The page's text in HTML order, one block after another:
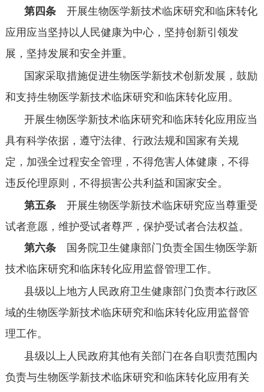
第四条 开展生物医学新技术临床研究和临床转化
应用应当坚持以人民健康为中心，坚持创新引领发
展，坚持发展和安全并重。
国家采取措施促进生物医学新技术创新发展，鼓励
和支持生物医学新技术临床研究和临床转化应用。
开展生物医学新技术临床研究和临床转化应用应当
具有科学依据，遵守法律、行政法规和国家有关规
定，加强全过程安全管理，不得危害人体健康，不得
违反伦理原则，不得损害公共利益和国家安全。
第五条 开展生物医学新技术临床研究应当尊重受
试者意愿，维护受试者尊严，保护受试者合法权益。
第六条 国务院卫生健康部门负责全国生物医学新
技术临床研究和临床转化应用监督管理工作。
县级以上地方人民政府卫生健康部门负责本行政区
域的生物医学新技术临床研究和临床转化应用监督管
理工作。
县级以上人民政府其他有关部门在各自职责范围内
负责与生物医学新技术临床研究和临床转化应用有关